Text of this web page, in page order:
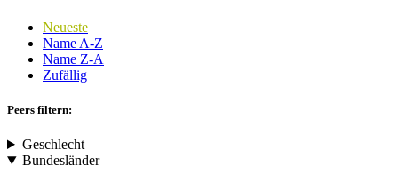
Neueste
Name A-Z
Name Z-A
Zufällig
Peers filtern:
Geschlecht
Bundesländer